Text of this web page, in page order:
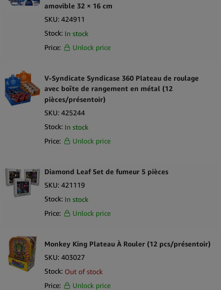
amovible 32 × 16 cm
SKU: 424911
Stock: In stock
Price:
Unlock price
V-Syndicate Syndicase 360 Plateau de roulage
avec boîte de rangement en métal (12
pièces/présentoir)
SKU: 425244
Stock: In stock
Price:
Unlock price
Diamond Leaf Set de fumeur 5 pièces
SKU: 421119
Stock: In stock
Price:
Unlock price
Monkey King Plateau À Rouler (12 pcs/présentoir)
SKU: 403027
Stock: Out of stock
Price:
Unlock price